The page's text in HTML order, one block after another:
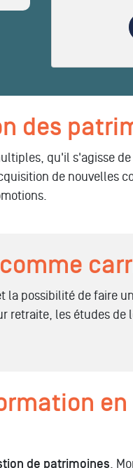
des
qu'il s'agisse
de nouvelles
possibilité de faire
retraite, les études de
de patrimoines.